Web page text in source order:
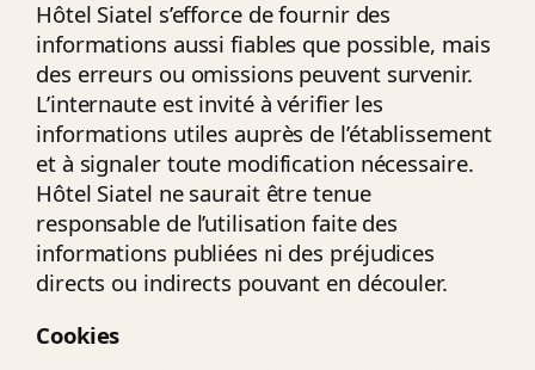
Hôtel Siatel s’efforce de fournir des
informations aussi fiables que possible, mais
des erreurs ou omissions peuvent survenir.
L’internaute est invité à vérifier les
informations utiles auprès de l’établissement
et à signaler toute modification nécessaire.
Hôtel Siatel ne saurait être tenue
responsable de l’utilisation faite des
informations publiées ni des préjudices
directs ou indirects pouvant en découler.
Cookies